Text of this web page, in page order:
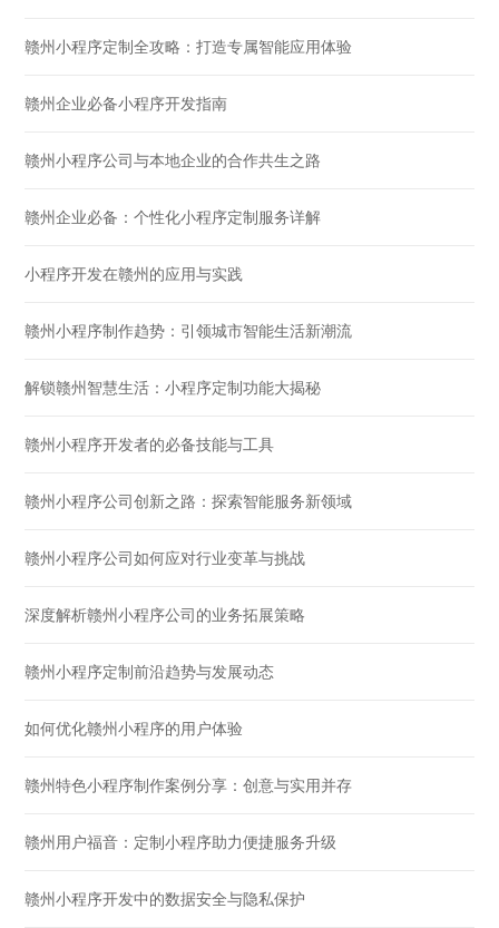
赣州小程序定制全攻略：打造专属智能应用体验
赣州企业必备小程序开发指南
赣州小程序公司与本地企业的合作共生之路
赣州企业必备：个性化小程序定制服务详解
小程序开发在赣州的应用与实践
赣州小程序制作趋势：引领城市智能生活新潮流
解锁赣州智慧生活：小程序定制功能大揭秘
赣州小程序开发者的必备技能与工具
赣州小程序公司创新之路：探索智能服务新领域
赣州小程序公司如何应对行业变革与挑战
深度解析赣州小程序公司的业务拓展策略
赣州小程序定制前沿趋势与发展动态
如何优化赣州小程序的用户体验
赣州特色小程序制作案例分享：创意与实用并存
赣州用户福音：定制小程序助力便捷服务升级
赣州小程序开发中的数据安全与隐私保护